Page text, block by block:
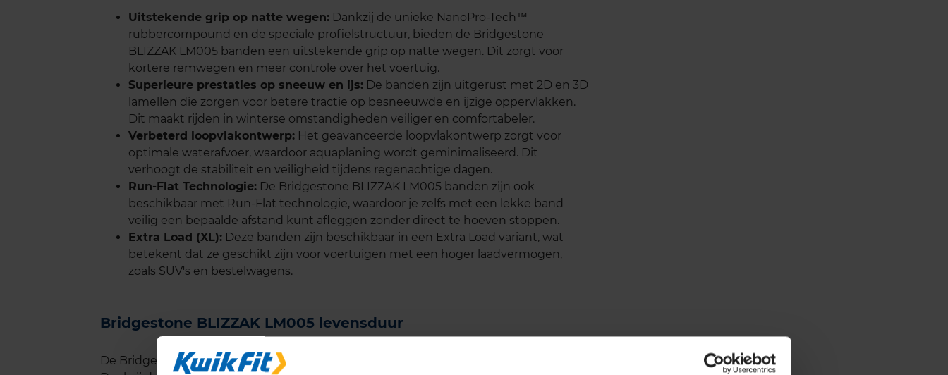
Uitstekende grip op natte wegen: Dankzij de unieke NanoPro-Tech™
rubbercompound en de speciale profielstructuur, bieden de Bridgestone
BLIZZAK LM005 banden een uitstekende grip op natte wegen. Dit zorgt voor
kortere remwegen en meer controle over het voertuig.
Superieure prestaties op sneeuw en ijs: De banden zijn uitgerust met 2D en 3D
lamellen die zorgen voor betere tractie op besneeuwde en ijzige oppervlakken.
Dit maakt rijden in winterse omstandigheden veiliger en comfortabeler.
Verbeterd loopvlakontwerp: Het geavanceerde loopvlakontwerp zorgt voor
optimale waterafvoer, waardoor aquaplaning wordt geminimaliseerd. Dit
verhoogt de stabiliteit en veiligheid tijdens regenachtige dagen.
Run-Flat Technologie: De Bridgestone BLIZZAK LM005 banden zijn ook
beschikbaar met Run-Flat technologie, waardoor je zelfs met een lekke band
veilig een bepaalde afstand kunt afleggen zonder direct te hoeven stoppen.
Extra Load (XL): Deze banden zijn beschikbaar in een Extra Load variant, wat
betekent dat ze geschikt zijn voor voertuigen met een hoger laadvermogen,
zoals SUV's en bestelwagens.
Bridgestone BLIZZAK LM005 levensduur
De Bridgestone BLIZZAK LM005 banden staan bekend om hun duurzaamheid.